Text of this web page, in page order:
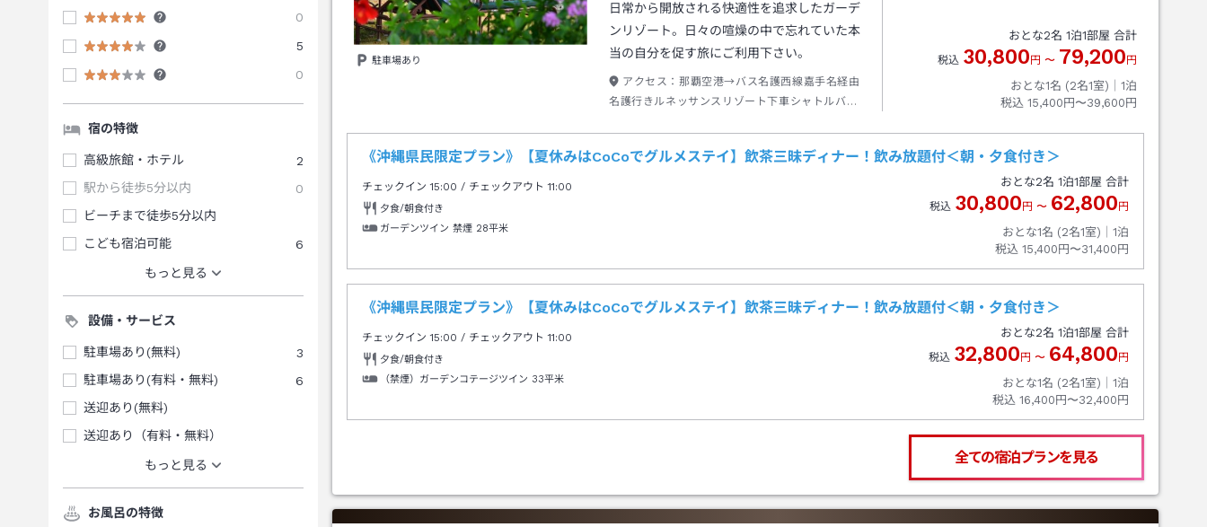
0
5
0
宿の特徴
高級旅館・ホテル
2
駅から徒歩5分以内
0
ビーチまで徒歩5分以内
こども宿泊可能
6
もっと見る
設備・サービス
駐車場あり(無料)
3
駐車場あり(有料・無料)
6
送迎あり(無料)
送迎あり（有料・無料）
もっと見る
お風呂の特徴
駐車場あり
日常から開放される快適性を追求したガーデ
ンリゾート。日々の喧燥の中で忘れていた本
当の自分を促す旅にご利用下さい。
アクセス： 那覇空港→バス名護西線嘉手名経由
名護行きルネッサンスリゾート下車シャトルバス
おとな2名 1泊1部屋 合計
税込 30,800 円 〜 79,200 円
おとな1名 (2名1室)｜ 1泊
税込 15,400円〜39,600円
《沖縄県民限定プラン》【夏休みはCoCoでグルメステイ】飲茶三昧ディナー！飲み放題付＜朝・夕食付き＞
チェックイン15:00 / チェックアウト 11:00
夕食/朝食付き
ガーデンツイン 禁煙 28平米
おとな2名 1泊1部屋 合計
税込 30,800 円 〜 62,800 円
おとな1名 (2名1室)｜ 1泊
税込 15,400円〜31,400円
《沖縄県民限定プラン》【夏休みはCoCoでグルメステイ】飲茶三昧ディナー！飲み放題付＜朝・夕食付き＞
チェックイン15:00 / チェックアウト 11:00
夕食/朝食付き
（禁煙）ガーデンコテージツイン 33平米
おとな2名 1泊1部屋 合計
税込 32,800 円 〜 64,800 円
おとな1名 (2名1室)｜ 1泊
税込 16,400円〜32,400円
全ての宿泊プランを見る